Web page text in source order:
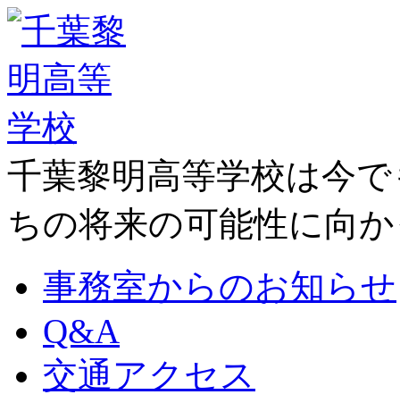
千葉黎明高等学校は今
ちの将来の可能性に向
事務室からのお知らせ
Q&A
交通アクセス